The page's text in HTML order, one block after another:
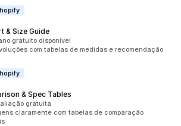
& Size Guide
ao todo
gratuito disponível
com tabelas de medidas e recomendação
& Spec Tables
ao todogratuita
claramente com tabelas de comparação